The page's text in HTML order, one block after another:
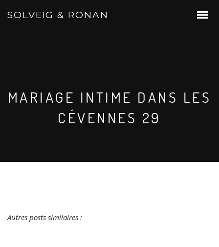
SOLVEIG & RONAN
MARIAGE INTIME DANS LES
CÉVENNES 29
Autres posts similaires :